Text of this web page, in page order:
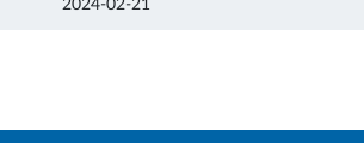
2024-02-21